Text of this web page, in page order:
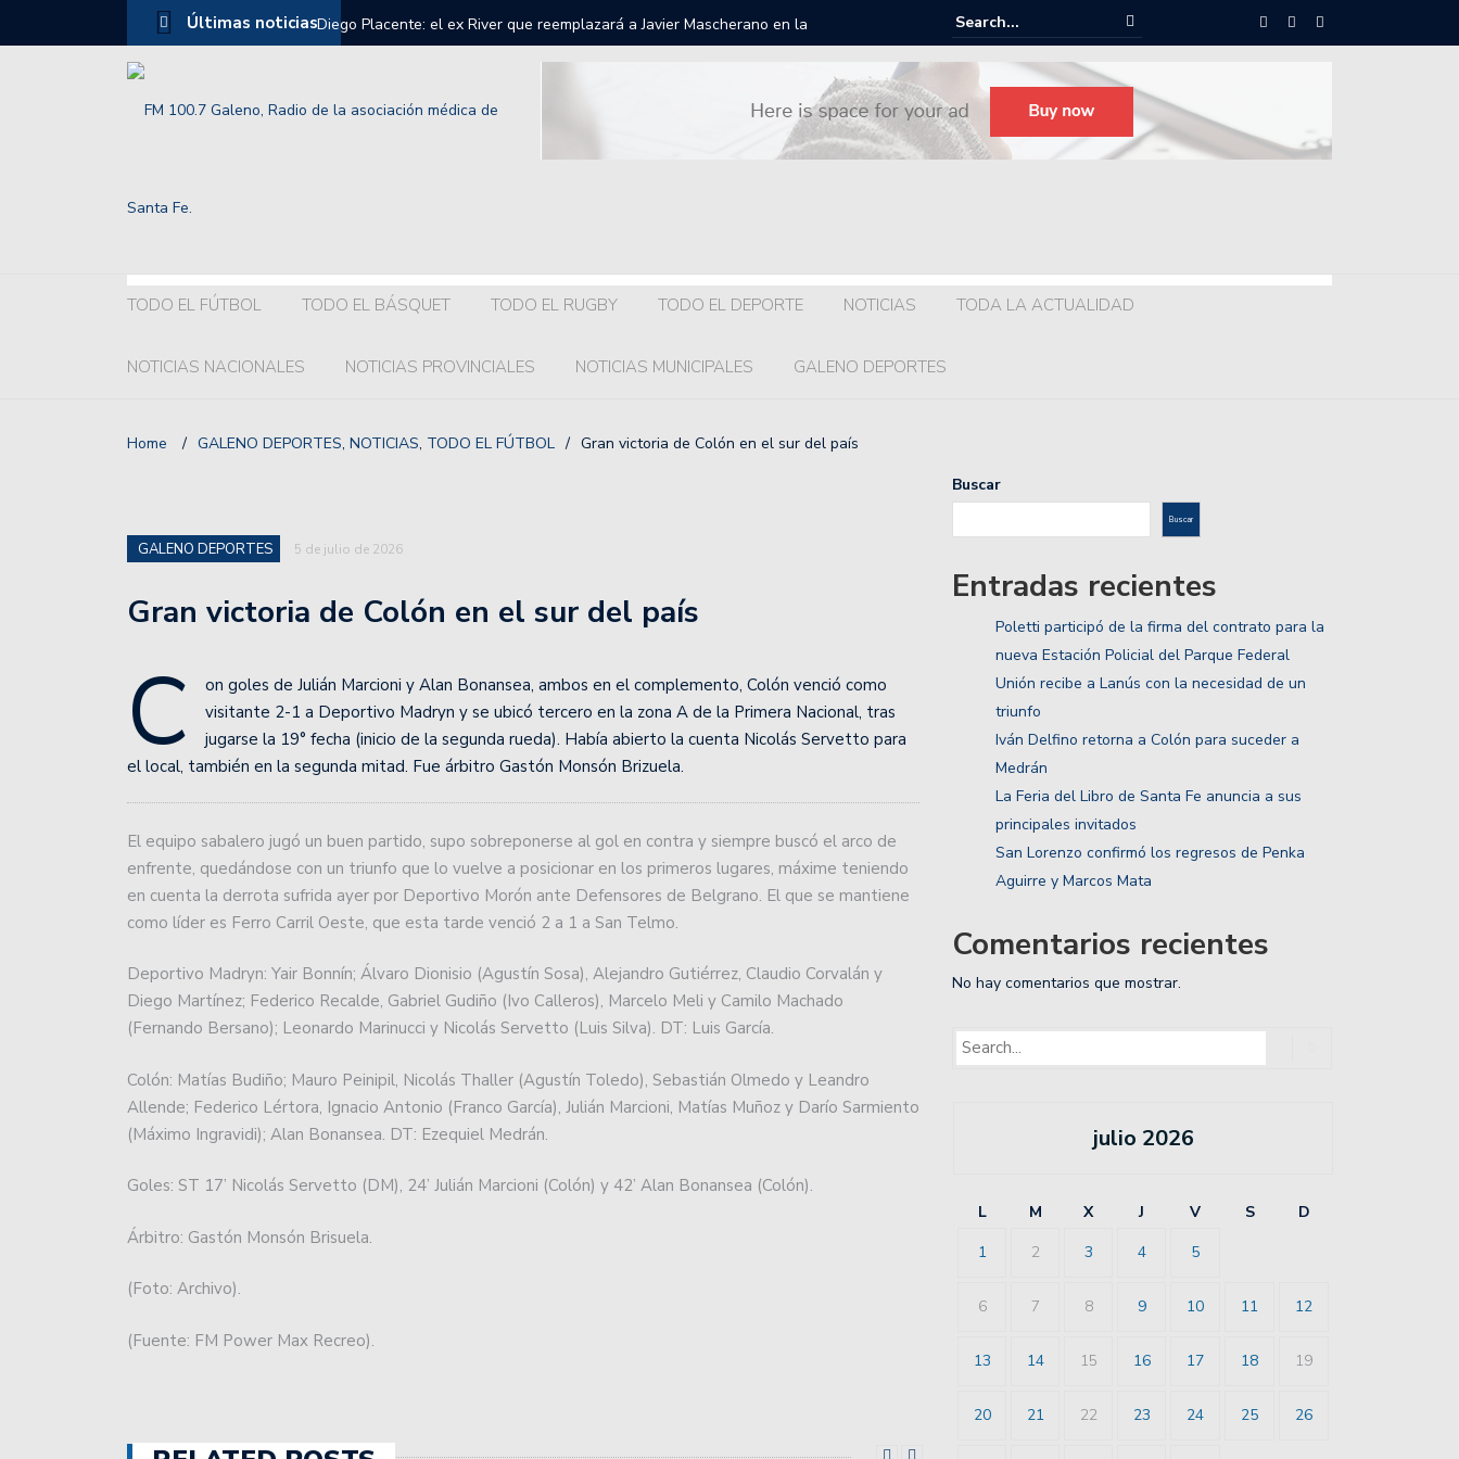
Últimas noticiasDiego Placente: el ex River que reemplazará a Javier Mascherano en la
Selección Argentina Sub 20.
Grelak o Recoba ¿Quién llegará a Colón?
terminó.
Así está la tabla de posiciones para la clasificación a la AmeriCup 2025 de
Como se jugará la 13° fecha de la Copa de la Liga.
en el play in.
Unión fue superado por Zárate Básket y complicó su futuro.
Colón se prepara para medirse con Gimnasia de Mendoza.
Unión inicia una gira en Zárate buscando consolidar su levantada.
El rugby argentino contará con un moderno centro de entrenamiento.
Atenas cumplió en San Juan.
Básquet: Montmartre, por 2do año a los playoffs.
Básquetbol Liga Nacional: volvió a ganar Unión, un triunfazo para soñar con la
la Liga.
TODO EL FÚTBOL TODO EL BÁSQUET TODO EL RUGBY TODO EL DEPORTE NOTICIAS TODA LA ACTUALIDAD
NOTICIAS NACIONALES NOTICIAS PROVINCIALES NOTICIAS MUNICIPALES GALENO DEPORTES
Home / GALENO DEPORTES, NOTICIAS, TODO EL FÚTBOL / Gran victoria de Colón en el sur del país
GALENO DEPORTES 5 de julio de 2026
Gran victoria de Colón en el sur del país
C
on goles de Julián Marcioni y Alan Bonansea, ambos en el complemento, Colón venció como
visitante 2-1 a Deportivo Madryn y se ubicó tercero en la zona A de la Primera Nacional, tras
jugarse la 19° fecha (inicio de la segunda rueda). Había abierto la cuenta Nicolás Servetto para
el local, también en la segunda mitad. Fue árbitro Gastón Monsón Brizuela.
El equipo sabalero jugó un buen partido, supo sobreponerse al gol en contra y siempre buscó el arco de
enfrente, quedándose con un triunfo que lo vuelve a posicionar en los primeros lugares, máxime teniendo
en cuenta la derrota sufrida ayer por Deportivo Morón ante Defensores de Belgrano. El que se mantiene
como líder es Ferro Carril Oeste, que esta tarde venció 2 a 1 a San Telmo.
Deportivo Madryn: Yair Bonnín; Álvaro Dionisio (Agustín Sosa), Alejandro Gutiérrez, Claudio Corvalán y
Diego Martínez; Federico Recalde, Gabriel Gudiño (Ivo Calleros), Marcelo Meli y Camilo Machado
(Fernando Bersano); Leonardo Marinucci y Nicolás Servetto (Luis Silva). DT: Luis García.
Colón: Matías Budiño; Mauro Peinipil, Nicolás Thaller (Agustín Toledo), Sebastián Olmedo y Leandro
Allende; Federico Lértora, Ignacio Antonio (Franco García), Julián Marcioni, Matías Muñoz y Darío Sarmiento
(Máximo Ingravidi); Alan Bonansea. DT: Ezequiel Medrán.
Goles: ST 17’ Nicolás Servetto (DM), 24’ Julián Marcioni (Colón) y 42’ Alan Bonansea (Colón).
Árbitro: Gastón Monsón Brisuela.
(Foto: Archivo).
(Fuente: FM Power Max Recreo).
Buscar
Buscar
Entradas recientes
Poletti participó de la firma del contrato para la
nueva Estación Policial del Parque Federal
Unión recibe a Lanús con la necesidad de un
triunfo
Iván Delfino retorna a Colón para suceder a
Medrán
La Feria del Libro de Santa Fe anuncia a sus
principales invitados
San Lorenzo confirmó los regresos de Penka
Aguirre y Marcos Mata
Comentarios recientes
No hay comentarios que mostrar.
julio 2026
L M X J V S
D
1
2 3 4 5
6 7 8 9 10 11 12
13 14 15 16 17 18 19
20 21 22 23 24 25 26